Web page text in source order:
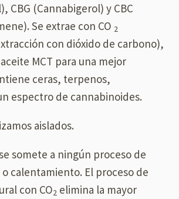
CBG (Cannabigerol) y CBC
Se extrae con CO 2
con dióxido de carbono),
MCT para una mejor
ceras, terpenos,
espectro de cannabinoides.
aislados.
somete a ningún proceso de
calentamiento. El proceso de
con CO2 elimina la mayor